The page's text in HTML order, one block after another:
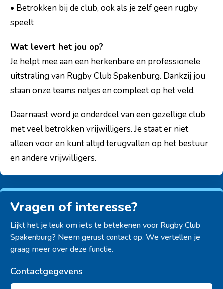
• Betrokken bij de club, ook als je zelf geen rugby
speelt
Wat levert het jou op?
Je helpt mee aan een herkenbare en professionele
uitstraling van Rugby Club Spakenburg. Dankzij jou
staan onze teams netjes en compleet op het veld.
Daarnaast word je onderdeel van een gezellige club
met veel betrokken vrijwilligers. Je staat er niet
alleen voor en kunt altijd terugvallen op het bestuur
en andere vrijwilligers.
Vragen of interesse?
Lijkt het je leuk om iets te betekenen voor Rugby Club
Spakenburg? Neem gerust contact op. We vertellen je
graag meer over deze functie.
Contactgegevens